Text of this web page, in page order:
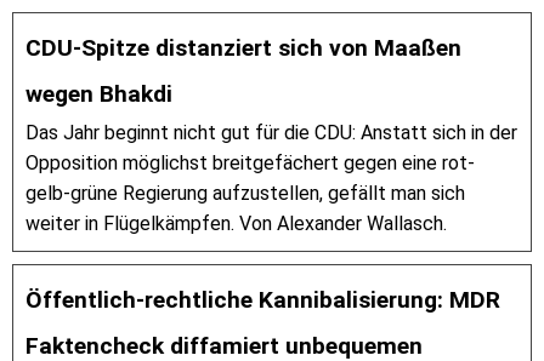
CDU-Spitze distanziert sich von Maaßen
wegen Bhakdi
Das Jahr beginnt nicht gut für die CDU: Anstatt sich in der
Opposition möglichst breitgefächert gegen eine rot-
gelb-grüne Regierung aufzustellen, gefällt man sich
weiter in Flügelkämpfen. Von Alexander Wallasch.
Öffentlich-rechtliche Kannibalisierung: MDR
Faktencheck diffamiert unbequemen